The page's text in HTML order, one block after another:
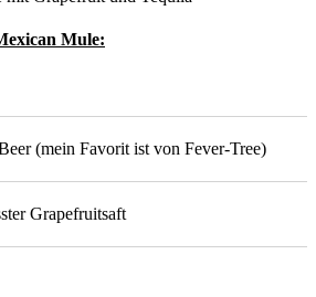
Mule:
(mein Favorit ist von Fever-Tree)
Grapefruitsaft